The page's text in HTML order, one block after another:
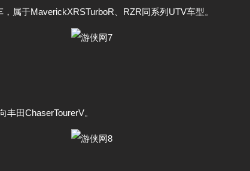
属于MaverickXRSTurboR、RZR同系列UTV车型。
田ChaserTourerV。